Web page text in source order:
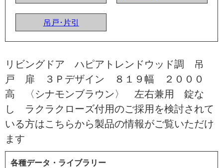
吊戸･片引
リビングドア ハピアトレンドウッド調 吊
戸 扉 ３Ｐデザイン ８１９幅 ２０００
高 〈シナモンブラウン〉 左右兼用 錠な
し ラクラクローズ付用のご採用を検討されて
いる方はこちらから製品の情報がご覧いただけ
ます
各種データ・ライブラリー